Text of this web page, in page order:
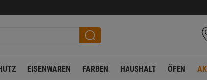
EISENWAREN FARBEN HAUSHALT ÖFEN